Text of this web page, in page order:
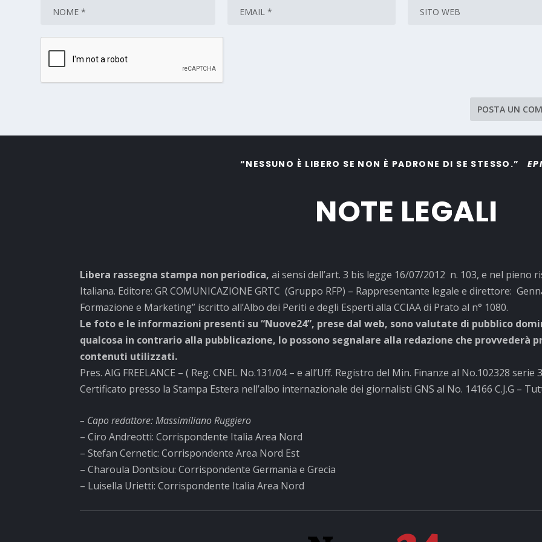
“NESSUNO È LIBERO SE NON È PADRONE DI SE STESSO.”
NOTE LEGALI
Libera rassegna stampa non periodica, ai sensi dell’art. 3 bis legge 16/07/2012 n. 103, e nel pieno
Italiana. Editore: GR COMUNICAZIONE GRTC (Gruppo RFP) – Rappresentante legale e direttore:
Formazione e Marketing” iscritto all’Albo dei Periti e degli Esperti alla CCIAA di Prato al n° 1080.
Le foto e le informazioni presenti su “Nuove24”, prese dal web, sono valutate di pubblico
qualcosa in contrario alla pubblicazione, lo possono segnalare alla redazione che provvederà
contenuti utilizzati.
Pres. AIG FREELANCE – ( Reg. CNEL No.131/04 – e all’Uff. Registro del Min. Finanze al No.102328 serie
Certificato presso la Stampa Estera nell’albo internazionale dei giornalisti GNS al No. 14166 C.J.G –
– Capo redattore: Massimiliano Ruggiero
– Ciro Andreotti: Corrispondente Italia Area Nord
– Stefan Cernetic: Corrispondente Area Nord Est
– Charoula Dontsiou: Corrispondente Germania e Grecia
– Luisella Urietti: Corrispondente Italia Area Nord